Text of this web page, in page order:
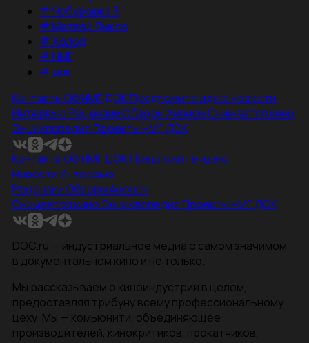
#Чебурашка 3
#Матвей Лыков
#Холод
#НМГ
#док
КонтактыОб НМГ ДОКПредложите идеюНовости
ИнтервьюРецензииОбзорыАнонсыСнимается кино
ЭнциклопедияПроекты НМГ ДОК
КонтактыОб НМГ ДОКПредложите идею
НовостиИнтервью
РецензииОбзорыАнонсы
Снимается кино ЭнциклопедияПроекты НМГ ДОК
DOC.ru — индустриальное медиа о самом значимом
в документальном кино и не только.
Мы рассказываем о киноиндустрии в целом,
предоставляя трибуну всему профессиональному
цеху. Мы — комьюнити, объединяющее
производителей, кинокритиков, прокатчиков,